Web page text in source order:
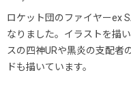
ロケット団のファイヤーex
なりました。イラストを描
スの四神URや黒炎の支配者
ドも描いています。